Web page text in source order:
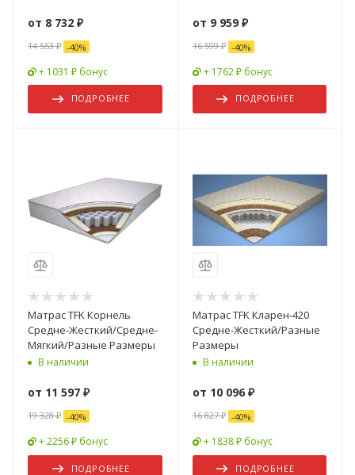
от 8 732 ₽
14 553 ₽ -40%
+ 1031 ₽ бонус
ПОДРОБНЕЕ
от 9 959 ₽
16 599 ₽ -40%
+ 1762 ₽ бонус
ПОДРОБНЕЕ
Матрас TFK Корнель
Средне-Жесткий/Средне-
Мягкий/Разные Размеры
В наличии
от 11 597 ₽
19 328 ₽ -40%
+ 2256 ₽ бонус
ПОДРОБНЕЕ
Матрас TFK Кларен-420
Средне-Жесткий/Разные
Размеры
В наличии
от 10 096 ₽
16 827 ₽ -40%
+ 1838 ₽ бонус
ПОДРОБНЕЕ